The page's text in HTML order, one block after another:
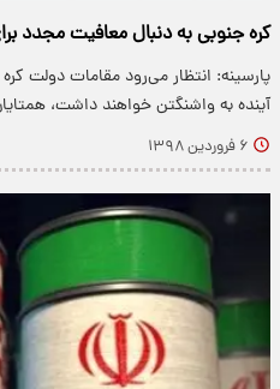
کره جنوبی به دنبال معافیت مجدد
پارسینه: انتظار می‌رود مقامات دولت
آینده به واشنگتن خواهند داشت،
۶ فروردین ۱۳۹۸